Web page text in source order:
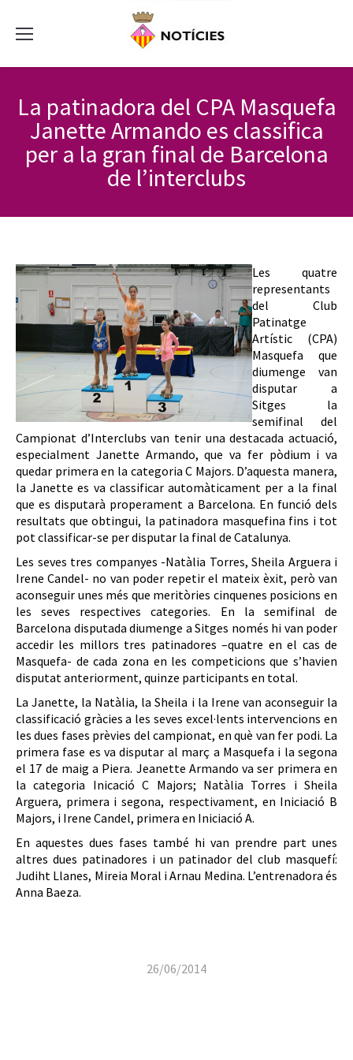
La patinadora del CPA Masquefa
Janette Armando es classifica
per a la gran final de Barcelona
de l’interclubs
Les quatre
representants
del Club
Patinatge
Artístic (CPA)
Masquefa que
diumenge van
disputar a
Sitges la
semifinal del
Campionat d’Interclubs van tenir una destacada actuació,
especialment Janette Armando, que va fer pòdium i va
quedar primera en la categoria C Majors. D’aquesta manera,
la Janette es va classificar automàticament per a la final
que es disputarà properament a Barcelona. En funció dels
resultats que obtingui, la patinadora masquefina fins i tot
pot classificar-se per disputar la final de Catalunya.
Les seves tres companyes -Natàlia Torres, Sheila Arguera i
Irene Candel- no van poder repetir el mateix èxit, però van
aconseguir unes més que meritòries cinquenes posicions en
les seves respectives categories. En la semifinal de
Barcelona disputada diumenge a Sitges només hi van poder
accedir les millors tres patinadores –quatre en el cas de
Masquefa- de cada zona en les competicions que s’havien
disputat anteriorment, quinze participants en total.
La Janette, la Natàlia, la Sheila i la Irene van aconseguir la
classificació gràcies a les seves excel·lents intervencions en
les dues fases prèvies del campionat, en què van fer podi. La
primera fase es va disputar al març a Masquefa i la segona
el 17 de maig a Piera. Jeanette Armando va ser primera en
la categoria Inicació C Majors; Natàlia Torres i Sheila
Arguera, primera i segona, respectivament, en Iniciació B
Majors, i Irene Candel, primera en Iniciació A.
En aquestes dues fases també hi van prendre part unes
altres dues patinadores i un patinador del club masquefí:
Judiht Llanes, Mireia Moral i Arnau Medina. L’entrenadora és
Anna Baeza.
26/06/2014